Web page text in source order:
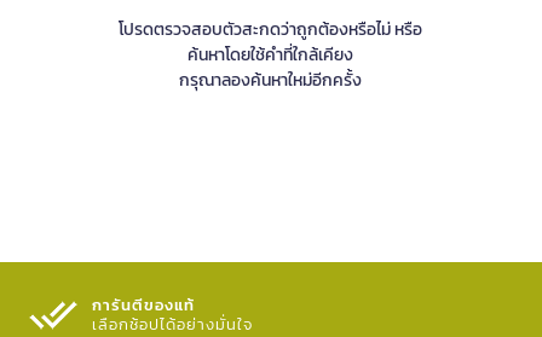
โปรดตรวจสอบตัวสะกดว่าถูกต้องหรือไม่ หรือ
ค้นหาโดยใช้คำที่ใกล้เคียง
กรุณาลองค้นหาใหม่อีกครั้ง
การันตีของแท้
เลือกช้อปได้อย่างมั่นใจ​